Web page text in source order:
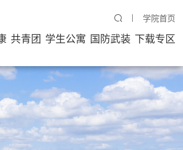
学院首页
共青团 学生公寓 国防武装 下载专区